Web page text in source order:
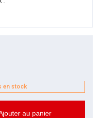
en stock
au panier